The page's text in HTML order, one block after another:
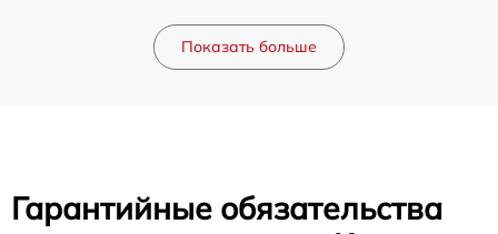
Показать больше
Гарантийные обязательства